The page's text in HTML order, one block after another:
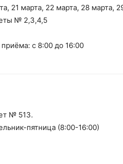
21 марта, 22 марта, 28 марта,
№ 2,3,4,5
с 8:00 до 16:00
№ 513.
пятница (8:00-16:00)